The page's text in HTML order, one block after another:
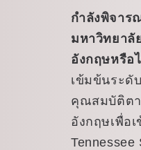
กำลังพิจาร
มหาวิทยาลั
อังกฤษหรือ
เข้มข้นระดั
คุณสมบัติตา
อังกฤษเพื่อ